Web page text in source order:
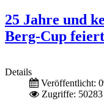
25 Jahre und
Berg-Cup
Details
Veröffentlicht:
Zugriffe: 50283